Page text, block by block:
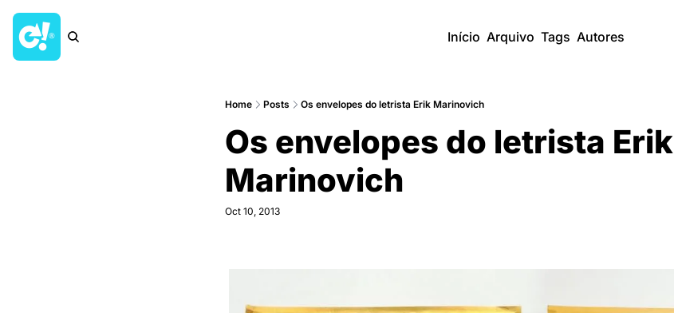
Início Arquivo Tags Autores
Home Posts Os envelopes do letrista Erik Marinovich
Os envelopes do letrista Erik
Marinovich
Oct 10, 2013